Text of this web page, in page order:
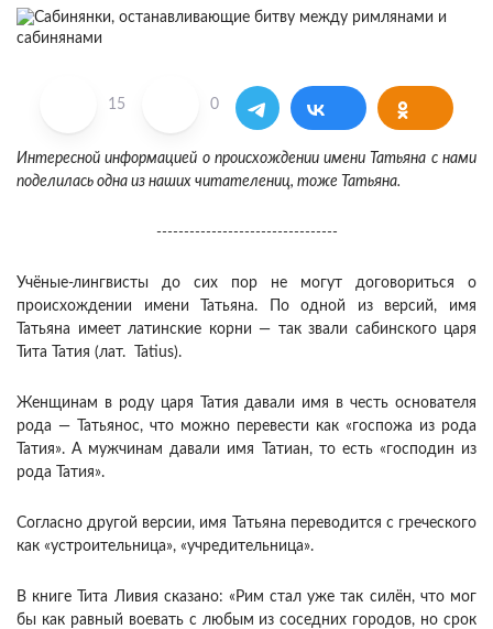
15 0
Интересной информацией о происхождении имени Татьяна с нами
поделилась одна из наших читателениц, тоже Татьяна.
---------------------------------
Учёные-лингвисты до сих пор не могут договориться о
происхождении имени Татьяна. По одной из версий, имя
Татьяна имеет латинские корни — так звали сабинского царя
Тита Татия (лат. Tatius).
Женщинам в роду царя Татия давали имя в честь основателя
рода — Татьянос, что можно перевести как «госпожа из рода
Татия». А мужчинам давали имя Татиан, то есть «господин из
рода Татия».
Согласно другой версии, имя Татьяна переводится с греческого
как «устроительница», «учредительница».
В книге Тита Ливия сказано: «Рим стал уже так силён, что мог
бы как равный воевать с любым из соседних городов, но срок